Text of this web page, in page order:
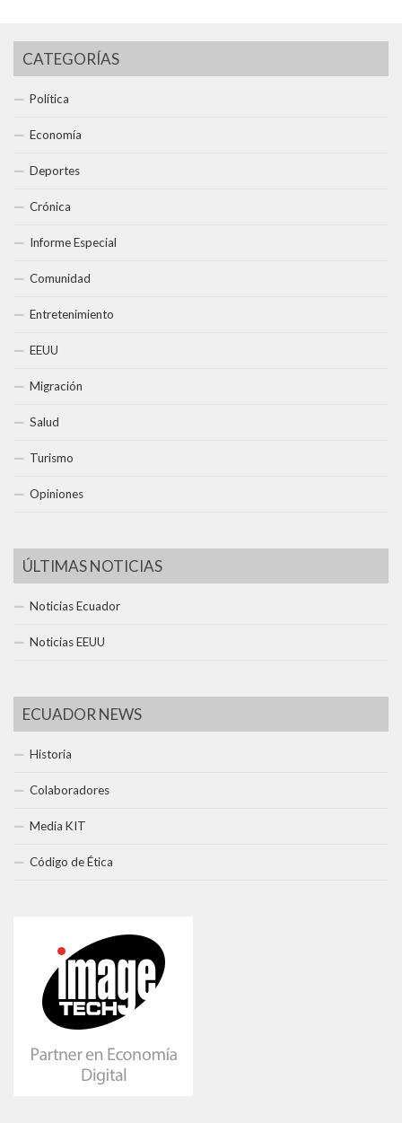
CATEGORÍAS
Política
Economía
Deportes
Crónica
Informe Especial
Comunidad
Entretenimiento
EEUU
Migración
Salud
Turismo
Opiniones
ÚLTIMAS NOTICIAS
Noticias Ecuador
Noticias EEUU
ECUADOR NEWS
Historia
Colaboradores
Media KIT
Código de Ética